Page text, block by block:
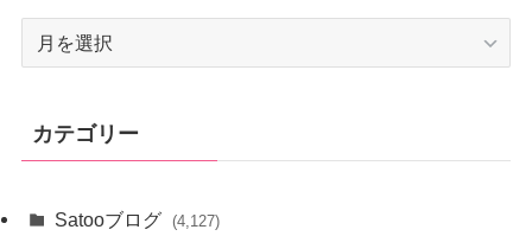
ブ
カテゴリー
Satooブログ (4,127)